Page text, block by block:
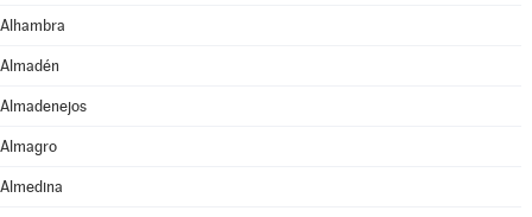
Alhambra
Almadén
Almadenejos
Almagro
Almedina